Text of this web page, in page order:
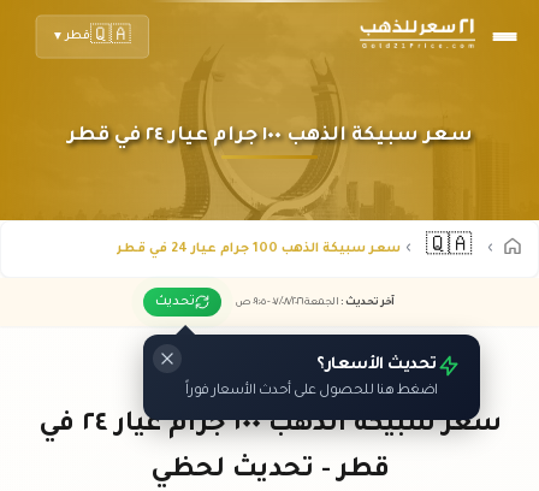
🇶🇦قطر▼
سعر سبيكة الذهب ١٠٠ جرام عيار ٢٤ في قطر
🇶🇦 سعر سبيكة الذهب 100 جرام عيار 24 في قطر
آخر تحديث : الجمعة ٠٧ /٠٨/٢٠٢٦ - ٠٩:٠٥ ص تحديث
تحديث الأسعار؟
اضغط هنا للحصول على أحدث الأسعار فوراً
سعر سبيكة الذهب ١٠٠ جرام عيار ٢٤ في
قطر - تحديث لحظي